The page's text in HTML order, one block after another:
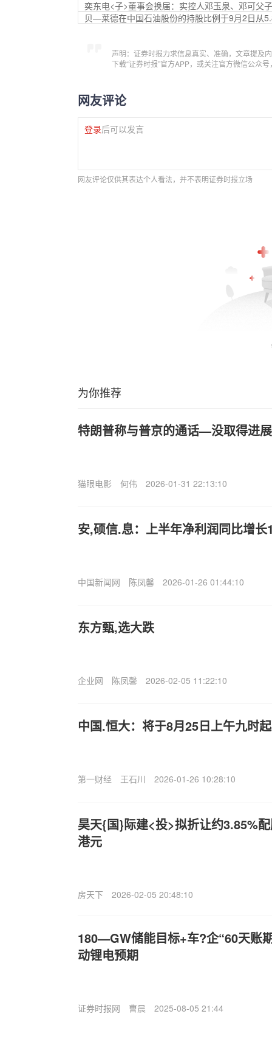
奕东电<子>董事会换届：实控人邓玉泉、邓可父
贝—莱德在中国石油股份的持股比例于9月2日从
声明：证券时报力求信息真实、准确，文章提及
下载“证券时报”官方APP，或关注官方微信公众
网友评论
登录后可以发言
网友评论仅供其表达个人看法，并不表明证券时报立场
为你推荐
特朗普称与普京的通话—没取得进展
猫眼电影 何伟 2026-01-31 22:13:10
安,硕信.息：上半年净利润同比增长
中国新闻网 陈凤馨 2026-01-26 01:44:10
东方甄,选大跌
企业网 陈凤馨 2026-02-05 11:22:10
中国.恒大：将于8月25日上午九时
第一财经 王石川 2026-01-26 10:28:10
昊天{国}际建<投>拟折让约3.85%
港元
房天下 2026-02-05 20:48:10
180—GW储能目标+车?企“60天账
动锂电预期
证券时报网 曹晨 2025-08-05 21:44